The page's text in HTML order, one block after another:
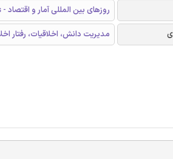
روزهای بین المللی آمار و اقتصاد - International Days of Statistics and Economics
مدیریت دانش، اخلاقیات، رفتار